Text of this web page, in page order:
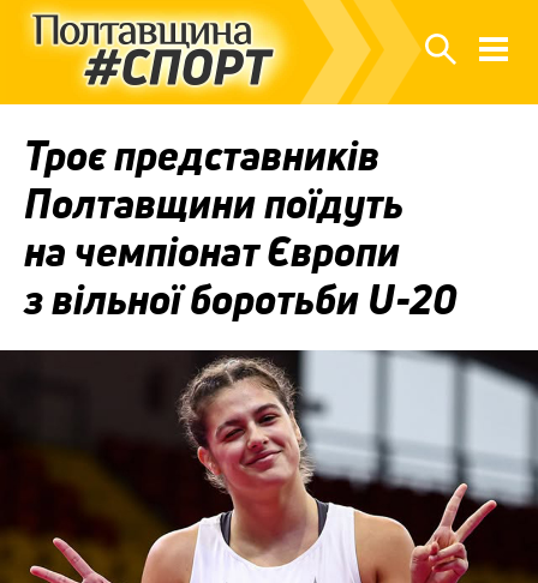
Троє представників
Полтавщини поїдуть
на чемпіонат Європи
з вільної боротьби U-20